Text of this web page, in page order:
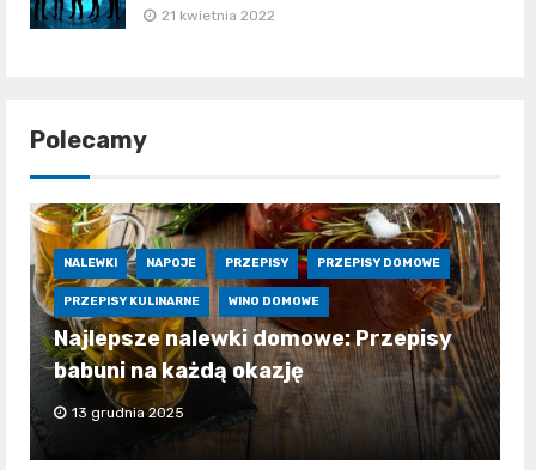
21 kwietnia 2022
Polecamy
NALEWKI NAPOJE PRZEPISY PRZEPISY DOMOWE
PRZEPISY KULINARNE WINO DOMOWE
Najlepsze nalewki domowe: Przepisy
babuni na każdą okazję
13 grudnia 2025